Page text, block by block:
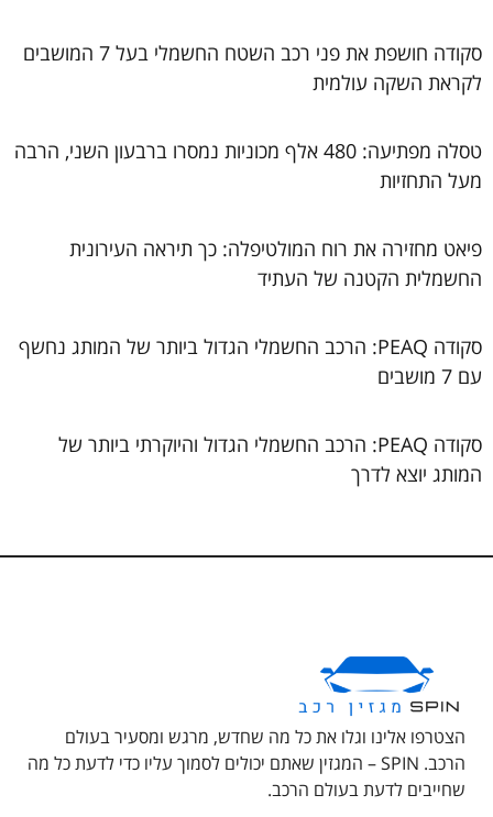
סקודה חושפת את פני רכב השטח החשמלי בעל 7 המושבים
לקראת השקה עולמית
טסלה מפתיעה: 480 אלף מכוניות נמסרו ברבעון השני, הרבה
מעל התחזיות
פיאט מחזירה את רוח המולטיפלה: כך תיראה העירונית
החשמלית הקטנה של העתיד
סקודה PEAQ: הרכב החשמלי הגדול ביותר של המותג נחשף
עם 7 מושבים
סקודה PEAQ: הרכב החשמלי הגדול והיוקרתי ביותר של
המותג יוצא לדרך
הצטרפו אלינו וגלו את כל מה שחדש, מרגש ומסעיר בעולם
הרכב. SPIN – המגזין שאתם יכולים לסמוך עליו כדי לדעת כל מה
שחייבים לדעת בעולם הרכב.